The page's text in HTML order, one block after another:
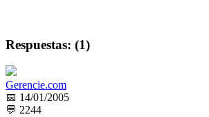
Respuestas: (1)
Gerencie.com
📅 14/01/2005
💬 2244